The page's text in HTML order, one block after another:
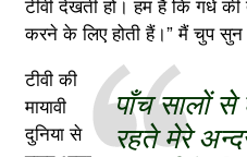
करने के लिए होती हैं।” मैं चुप सुन
पाँच सालों
रहते मेरे
टीवी की
मायावी
दुनिया से